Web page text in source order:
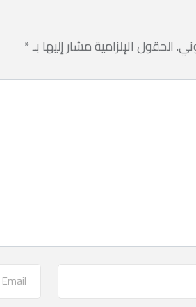
الحقول الإلزامية مشار إليها بـ*